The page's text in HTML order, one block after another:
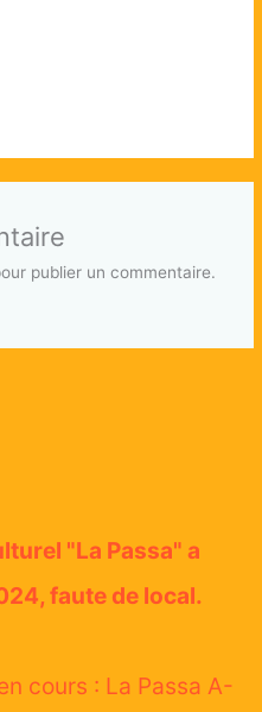
publier un commentaire.
"La Passa" a
faute de local.
cours : La Passa A-